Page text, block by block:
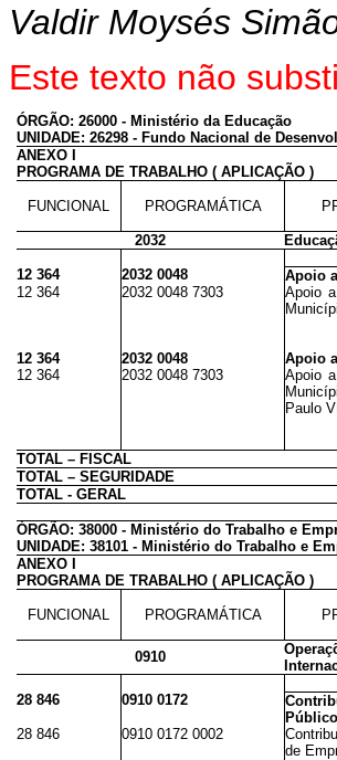
Valdir Moysés
Este texto não
ÓRGÃO: 26000 - Ministério da Educação
UNIDADE: 26298 - Fundo Nacional de
ANEXO I
PROGRAMA DE TRABALHO ( APLICAÇÃO )
FUNCIONAL PROGRAMÁTICA
2032
12 364
2032 0048
Apoio
12 364
2032 0048 7303
Apoio
12 364 2032 0048
Apoio
12 364
2032 0048 7303
Apoio
Paulo
TOTAL – FISCAL
TOTAL – SEGURIDADE
TOTAL - GERAL
ÓRGÃO: 38000 - Ministério do Trabalho e
UNIDADE: 38101 - Ministério do Trabalho e
ANEXO I
PROGRAMA DE TRABALHO ( APLICAÇÃO )
FUNCIONAL PROGRAMÁTICA
0910
28 846
0910 0172
28 846
0910 0172 0002
de